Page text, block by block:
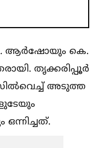
ആർഷോയും കെ.
തൃക്കരിപ്പൂർ
അടുത്ത